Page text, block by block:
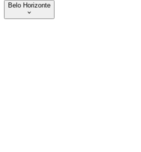
Belo Horizonte